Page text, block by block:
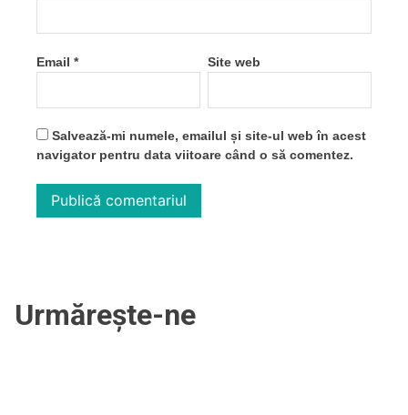
Email * Site web
Salvează-mi numele, emailul și site-ul web în acest
navigator pentru data viitoare când o să comentez.
Urmărește-ne